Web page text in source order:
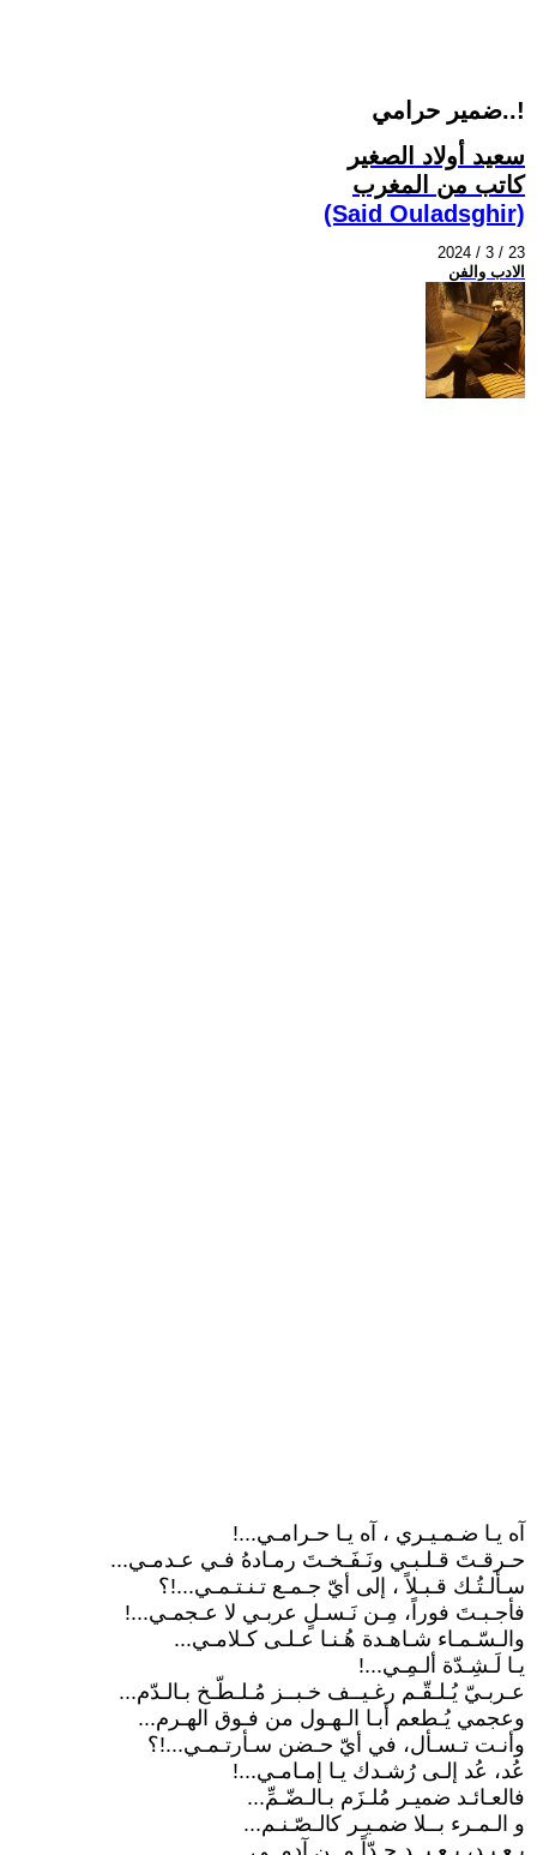
ضمير حرامي..!
سعيد أولاد الصغير
كاتب من المغرب
(Said Ouladsghir)
2024 / 3 / 23
الادب والفن
آه يـا ضـمـيـري ، آه يـا حـرامـي...!
حـرقـتَ قـلـبـي ونَـفَـخـتَ رمـادهُ فـي عـدمـي...
سـألـتُـك قـبـلاً ، إلى أيّ جـمـع تـنـتـمـي...!؟
فأجـبـتَ فوراً، مِـن نَـسـلٍ عربـي لا عـجمـي...!
والـسّـمـاء شـاهـدة هُـنـا عـلـى كـلامـي...
يـا لَـشِـدّة ألـمِـي...!
عـربـيّ يُـلـقّـم رغـيــف خـبــز مُـلـطّـخ بـالـدّم...
وعجمي يُـطعم أبـا الـهـول من فـوق الهـرم...
وأنـت تـسـأل، في أيّ حـضن سـأرتـمـي...!؟
عُد، عُد إلـى رُشـدك يـا إمـامـي...!
فالعـائـد ضميـر مُلـزَم بـالـضّـمِّ...
و الـمـرء بــلا ضمـيـر كالـصّـنـم...